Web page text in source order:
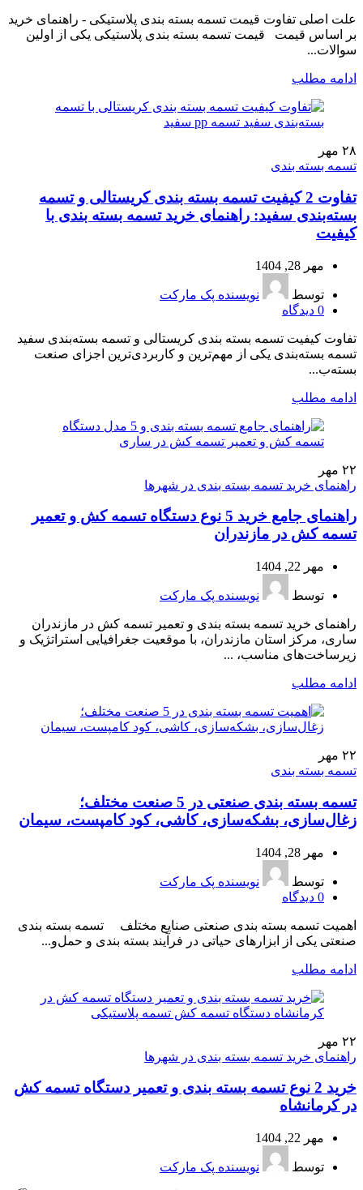
علت اصلی تفاوت قیمت تسمه بسته بندی پلاستیکی - راهنمای خرید
بر اساس قیمت قیمت تسمه بسته بندی پلاستیکی یکی از اولین
سوالات...
ادامه مطلب
۲۸ مهر
تسمه بسته بندی
تفاوت 2 کیفیت تسمه بسته‌ بندی کریستالی و تسمه
بسته‌بندی سفید: راهنمای خرید تسمه بسته بندی با
کیفیت
مهر 28, 1404
توسط
نویسنده پک مارکت
0 دیدگاه
تفاوت کیفیت تسمه بسته‌ بندی کریستالی و تسمه بسته‌بندی سفید
تسمه بسته‌بندی یکی از مهم‌ترین و کاربردی‌ترین اجزای صنعت
بسته‌ب...
ادامه مطلب
۲۲ مهر
راهنمای خرید تسمه بسته بندی در شهرها
راهنمای جامع خرید 5 نوع دستگاه تسمه کش و تعمیر
تسمه کش در مازندران
مهر 22, 1404
توسط نویسنده پک مارکت
راهنمای خرید تسمه بسته بندی و تعمیر تسمه کش در مازندران
ساری، مرکز استان مازندران، با موقعیت جغرافیایی استراتژیک و
زیرساخت‌های مناسب، ...
ادامه مطلب
۲۲ مهر
تسمه بسته بندی
تسمه بسته بندی صنعتی در 5 صنعت مختلف؛
زغال‌سازی، بشکه‌سازی، کاشی، کود کامپست، سیمان
مهر 28, 1404
توسط
نویسنده پک مارکت
0 دیدگاه
اهمیت تسمه بسته بندی صنعتی صنایع مختلف تسمه بسته بندی
صنعتی یکی از ابزارهای حیاتی در فرآیند بسته‌ بندی و حمل‌و...
ادامه مطلب
۲۲ مهر
راهنمای خرید تسمه بسته بندی در شهرها
خرید 2 نوع تسمه بسته بندی و تعمیر دستگاه تسمه کش
در کرمانشاه
مهر 22, 1404
توسط نویسنده پک مارکت